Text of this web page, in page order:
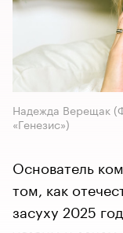
Надежда Верещак
«Генезис»)
Основатель
том, как
засуху 2025